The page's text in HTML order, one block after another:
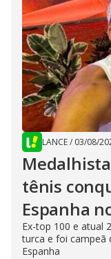
LANCE/ 03/08/
tênis
Espanha
Ex-top 100 e atual
turca e foi campeã
Espanha